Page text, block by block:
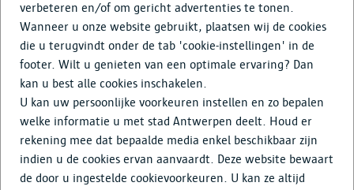
Tijdlijn
Doe mee
Media & Nieuws
Opwaardering van Rubens' erfenis
in Antwerpen
Antwerpen is trots op zijn bekendste grootmeester. Dat het
verbeteren en/of om gericht advertenties te tonen.
Wanneer u onze website gebruikt, plaatsen wij de cookies
die u terugvindt onder de tab 'cookie-instellingen' in de
footer. Wilt u genieten van een optimale ervaring? Dan
kan u best alle cookies inschakelen.
U kan uw persoonlijke voorkeuren instellen en zo bepalen
welke informatie u met stad Antwerpen deelt. Houd er
rekening mee dat bepaalde media enkel beschikbaar zijn
indien u de cookies ervan aanvaardt. Deze website bewaart
de door u ingestelde cookievoorkeuren. U kan ze altijd